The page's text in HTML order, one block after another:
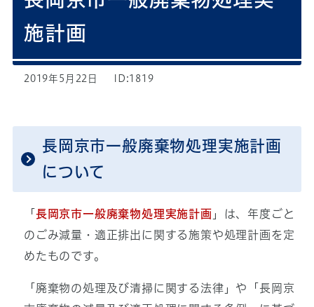
施計画
2019年5月22日 ID:1819
長岡京市一般廃棄物処理実施計画
について
「 長岡京市一般廃棄物処理実施計画 」は、年度ごと
のごみ減量・適正排出に関する施策や処理計画を定
めたものです。
「廃棄物の処理及び清掃に関する法律」や「長岡京